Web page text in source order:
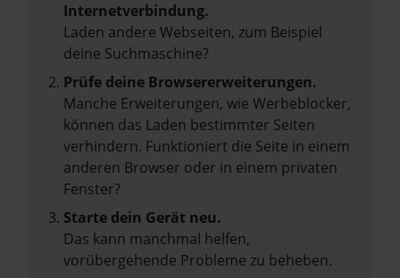
Internetverbindung.
Laden andere Webseiten, zum Beispiel
deine Suchmaschine?
Prüfe deine Browsererweiterungen.
Manche Erweiterungen, wie Werbeblocker,
können das Laden bestimmter Seiten
verhindern. Funktioniert die Seite in einem
anderen Browser oder in einem privaten
Fenster?
Starte dein Gerät neu.
Das kann manchmal helfen,
vorübergehende Probleme zu beheben.